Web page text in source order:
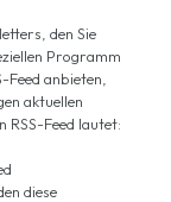
den Sie
Programm
Feed anbieten,
aktuellen
RSS-Feed lautet:
diese